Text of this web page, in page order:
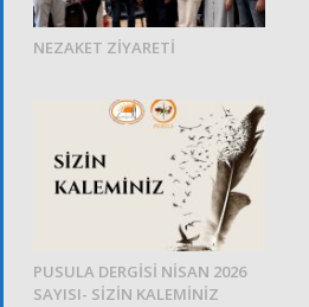
NEZAKET ZİYARETİ
PUSULA DERGİSİ NİSAN 2026
SAYISI- SİZİN KALEMİNİZ